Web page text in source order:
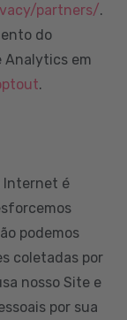
partners/.
do
Analytics em
.
Internet é
podemos
coletadas por
nosso Site e
por sua